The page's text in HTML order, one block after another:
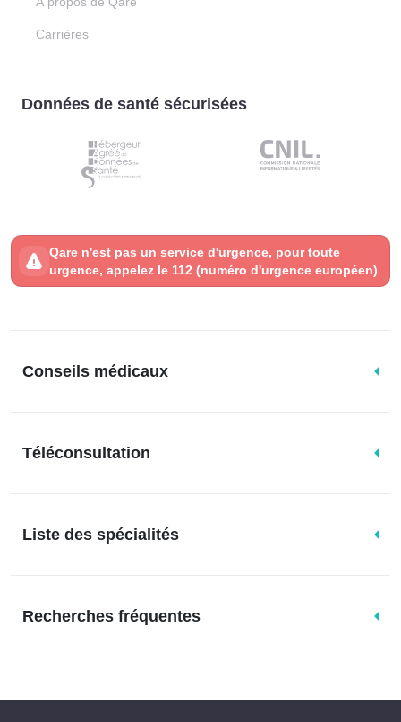
Carrières
Données de santé sécurisées
Qare n'est pas un service d'urgence, pour toute
urgence, appelez le 112 (numéro d'urgence européen)
Conseils médicaux
Téléconsultation
Liste des spécialités
Recherches fréquentes